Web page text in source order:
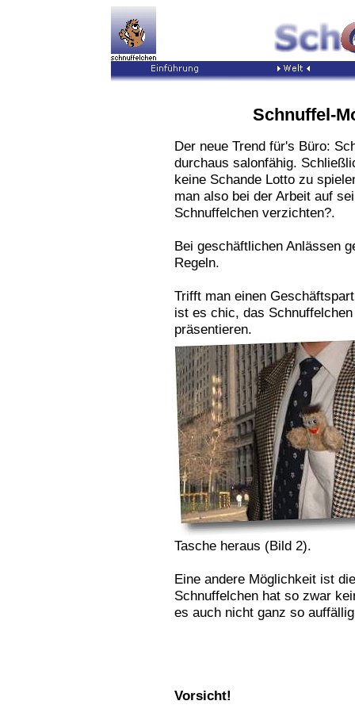
Schnuffel-
Der neue Trend für's Büro:
durchaus salonfähig.
keine Schande Lotto zu
man also bei der Arbeit auf
Schnuffelchen verzichten?.
Bei geschäftlichen Anlässen
Regeln.
Trifft man einen
ist es chic, das
präsentieren.
Tasche heraus (Bild 2).
Eine andere Möglichkeit ist
Schnuffelchen hat so zwar
es auch nicht ganz so
Vorsicht!